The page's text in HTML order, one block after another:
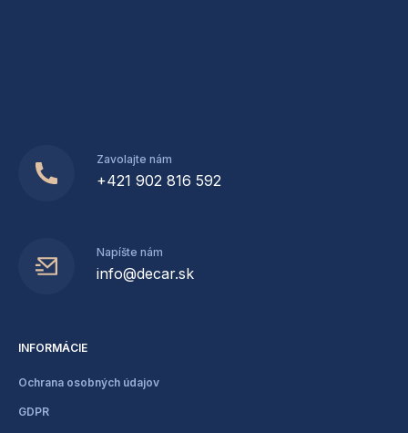
Zavolajte nám
+421 902 816 592
Napíšte nám
info@decar.sk
INFORMÁCIE
Ochrana osobných údajov
GDPR